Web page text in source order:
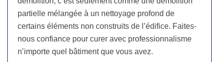
partielle mélangée à un nettoyage profond de
certains éléments non construits de l’édifice. Faites-
nous confiance pour curer avec professionnalisme
n’importe quel bâtiment que vous avez.